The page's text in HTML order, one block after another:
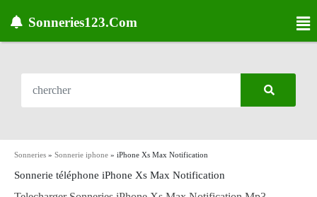
Sonneries123.Com
Sonneries » Sonnerie iphone » iPhone Xs Max Notification
Sonnerie téléphone iPhone Xs Max Notification